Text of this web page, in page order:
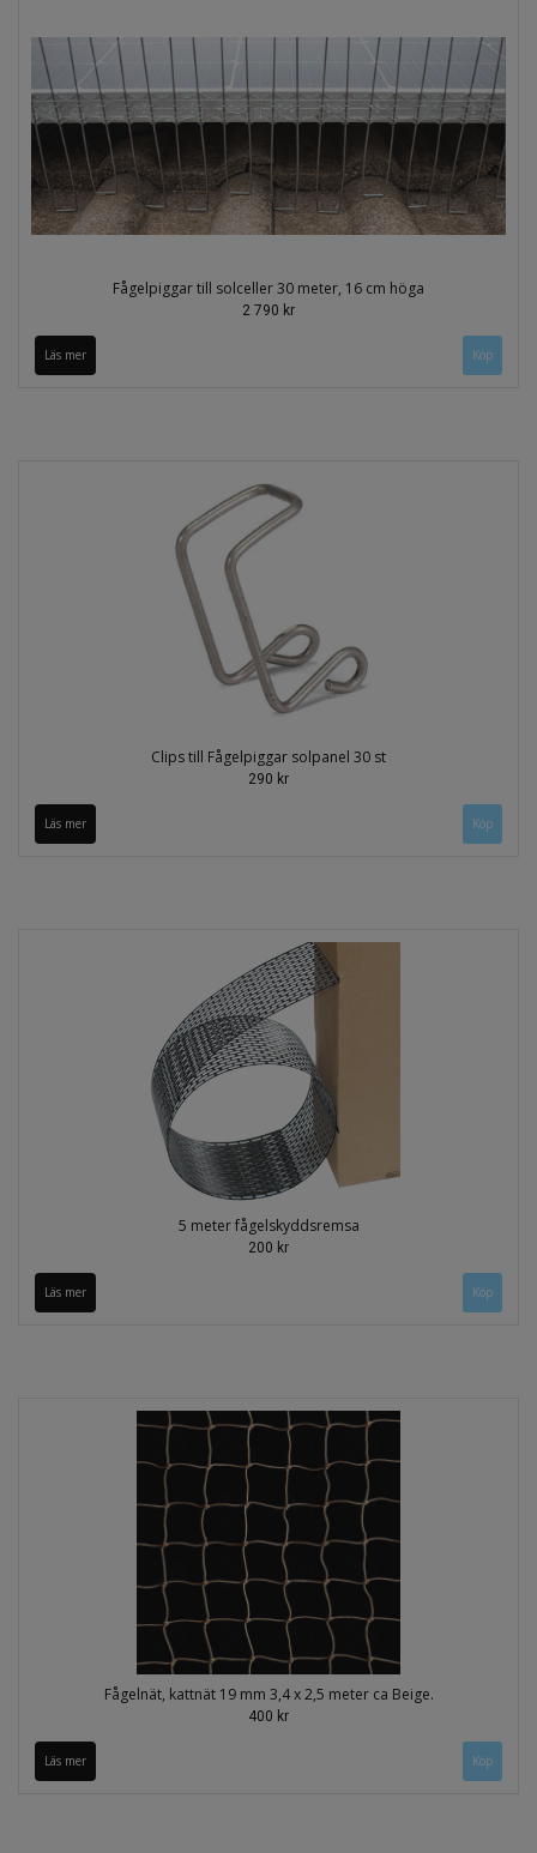
Fågelpiggar till solceller 30 meter, 16 cm höga
2 790 kr
Läs mer
Clips till Fågelpiggar solpanel 30 st
290 kr
Läs mer Köp
5 meter fågelskyddsremsa
200 kr
Läs mer Köp
Fågelnät, kattnät 19 mm 3,4 x 2,5 meter ca Beige.
400 kr
Läs mer